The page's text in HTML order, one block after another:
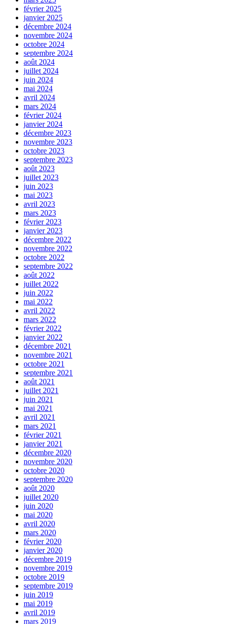
février 2025
janvier 2025
décembre 2024
novembre 2024
octobre 2024
septembre 2024
août 2024
juillet 2024
juin 2024
mai 2024
avril 2024
mars 2024
février 2024
janvier 2024
décembre 2023
novembre 2023
octobre 2023
septembre 2023
août 2023
juillet 2023
juin 2023
mai 2023
avril 2023
mars 2023
février 2023
janvier 2023
décembre 2022
novembre 2022
octobre 2022
septembre 2022
août 2022
juillet 2022
juin 2022
mai 2022
avril 2022
mars 2022
février 2022
janvier 2022
décembre 2021
novembre 2021
octobre 2021
septembre 2021
août 2021
juillet 2021
juin 2021
mai 2021
avril 2021
mars 2021
février 2021
janvier 2021
décembre 2020
novembre 2020
octobre 2020
septembre 2020
août 2020
juillet 2020
juin 2020
mai 2020
avril 2020
mars 2020
février 2020
janvier 2020
décembre 2019
novembre 2019
octobre 2019
septembre 2019
juin 2019
mai 2019
avril 2019
mars 2019